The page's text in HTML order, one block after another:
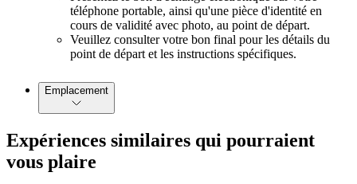
téléphone portable, ainsi qu'une pièce d'identité en
cours de validité avec photo, au point de départ.
Veuillez consulter votre bon final pour les détails du
point de départ et les instructions spécifiques.
Emplacement
Expériences similaires qui pourraient
vous plaire